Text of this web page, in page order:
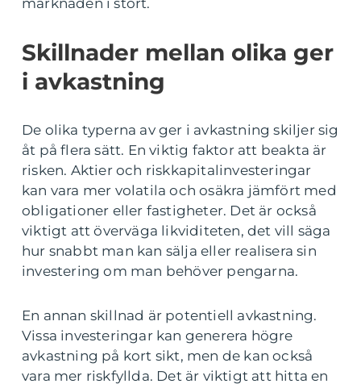
marknaden i stort.
Skillnader mellan olika ger
i avkastning
De olika typerna av ger i avkastning skiljer sig
åt på flera sätt. En viktig faktor att beakta är
risken. Aktier och riskkapitalinvesteringar
kan vara mer volatila och osäkra jämfört med
obligationer eller fastigheter. Det är också
viktigt att överväga likviditeten, det vill säga
hur snabbt man kan sälja eller realisera sin
investering om man behöver pengarna.
En annan skillnad är potentiell avkastning.
Vissa investeringar kan generera högre
avkastning på kort sikt, men de kan också
vara mer riskfyllda. Det är viktigt att hitta en